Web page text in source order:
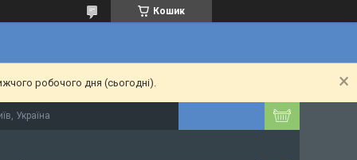
Кошик
робочого дня (сьогодні).
Україна